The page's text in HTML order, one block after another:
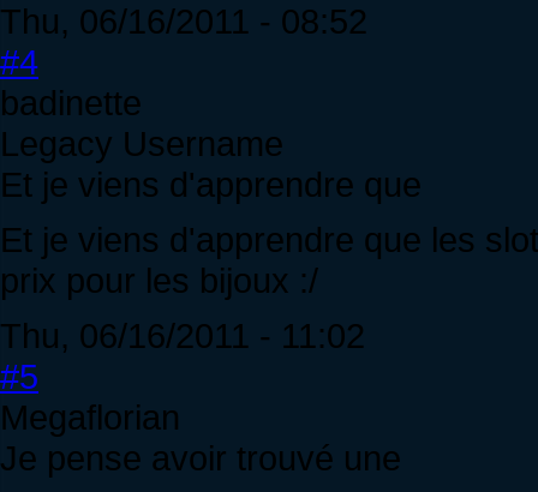
Thu, 06/16/2011 - 08:52
#4
badinette
Legacy Username
Et je viens d'apprendre que
Et je viens d'apprendre que les
prix pour les bijoux :/
Thu, 06/16/2011 - 11:02
#5
Megaflorian
Je pense avoir trouvé une